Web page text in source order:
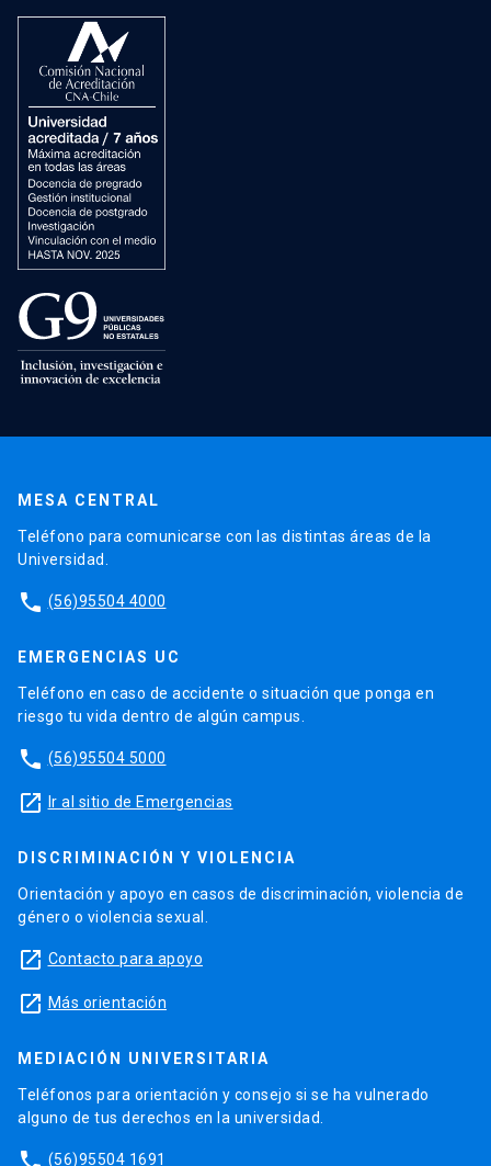
MESA CENTRAL
Teléfono para comunicarse con las distintas áreas de la
Universidad.
phone (56)95504 4000
EMERGENCIAS UC
Teléfono en caso de accidente o situación que ponga en
riesgo tu vida dentro de algún campus.
phone (56)95504 5000
launch Ir al sitio de Emergencias
DISCRIMINACIÓN Y VIOLENCIA
Orientación y apoyo en casos de discriminación, violencia de
género o violencia sexual.
launch Contacto para apoyo
launch Más orientación
MEDIACIÓN UNIVERSITARIA
Teléfonos para orientación y consejo si se ha vulnerado
alguno de tus derechos en la universidad.
(56)95504 1691